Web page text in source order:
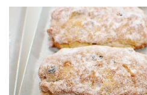
新
日
時
: